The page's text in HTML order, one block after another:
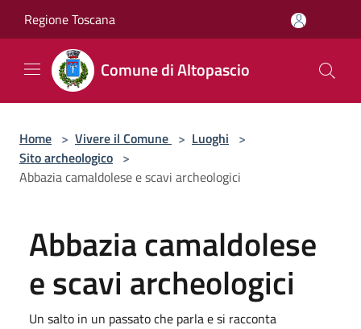
Regione Toscana
Comune di Altopascio
Home > Vivere il Comune > Luoghi >
Sito archeologico >
Abbazia camaldolese e scavi archeologici
Abbazia camaldolese
e scavi archeologici
Un salto in un passato che parla e si racconta